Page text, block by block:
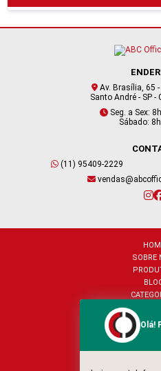
Av. Brasília, 65
Santo André - SP -
Seg. a Sex:
Sábado:
(11) 95409-2229
MAPA
Olá!